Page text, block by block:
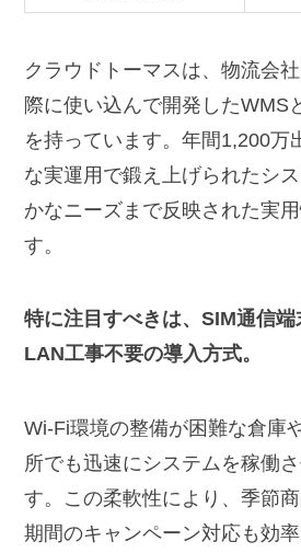
クラウドトーマスは、物流会
際に使い込んで開発したWMS
を持っています。年間1,200万
な実運用で鍛え上げられたシ
かなニーズまで反映された実
す。
特に注目すべきは、SIM通信
LAN工事不要の導入方式。
Wi-Fi環境の整備が困難な倉庫
所でも迅速にシステムを稼働
す。この柔軟性により、季節
期間のキャンペーン対応も効率